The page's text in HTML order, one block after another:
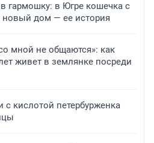
гармошку: в Югре кошечка с
новый дом — ее история
мной не общаются»: как
живет в землянке посреди
кислотой петербурженка